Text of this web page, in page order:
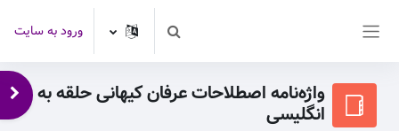
Toggle search inputورود به سایت
واژه‌نامه اصطلاحات عرفان کیهانی حلقه به
انگلیسی